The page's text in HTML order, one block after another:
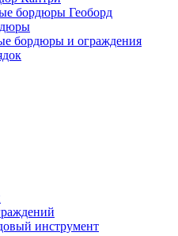
бордюры Геоборд
бордюры и ограждения
инструмент